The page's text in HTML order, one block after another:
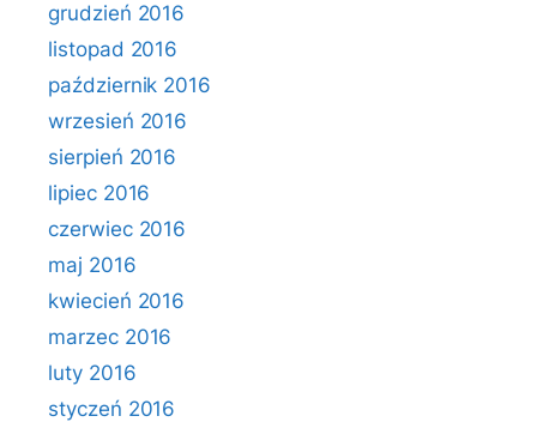
grudzień 2016
listopad 2016
październik 2016
wrzesień 2016
sierpień 2016
lipiec 2016
czerwiec 2016
maj 2016
kwiecień 2016
marzec 2016
luty 2016
styczeń 2016